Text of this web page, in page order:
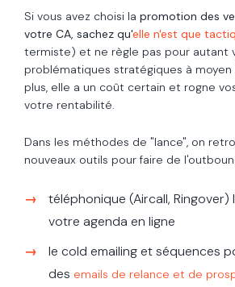
Si vous avez choisi la promotion des
votre CA, sachez qu'elle n'est que
termiste) et ne règle pas pour autant
problématiques stratégiques à moyen
plus, elle a un coût certain et rogne
votre rentabilité.
Dans les méthodes de "lance", on
nouveaux outils pour faire de
téléphonique (Aircall, Ringover)
votre agenda en ligne
le cold emailing et séquences
des emails de relance et de